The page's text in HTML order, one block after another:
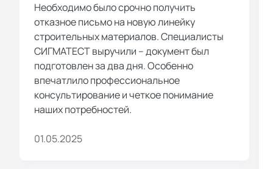
Необходимо было срочно получить
отказное письмо на новую линейку
строительных материалов. Специалисты
СИГМАТЕСТ выручили – документ был
подготовлен за два дня. Особенно
впечатлило профессиональное
консультирование и четкое понимание
наших потребностей.
01.05.2025